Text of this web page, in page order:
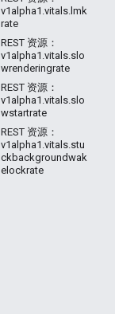
v1alpha1.vitals.lmk
rate
REST 资源：
v1alpha1.vitals.slo
wrenderingrate
REST 资源：
v1alpha1.vitals.slo
wstartrate
REST 资源：
v1alpha1.vitals.stu
ckbackgroundwak
elockrate